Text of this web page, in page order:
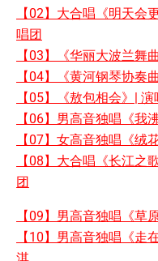
【02】大合唱《明天会
唱团
【03】《华丽大波兰舞
【04】《黄河钢琴协奏
【05】《敖包相会》|
【06】男高音独唱《我
【07】女高音独唱《绒
【08】大合唱《长江之
团
【09】男高音独唱《草
【10】男高音独唱《走